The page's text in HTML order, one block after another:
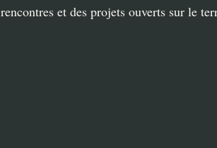
et des projets ouverts sur le